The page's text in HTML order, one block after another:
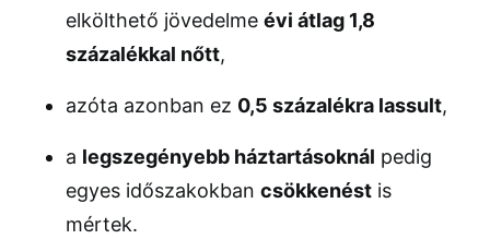
elkölthető jövedelme évi átlag 1,8
százalékkal nőtt,
azóta azonban ez 0,5 százalékra lassult,
a legszegényebb háztartásoknál pedig
egyes időszakokban csökkenést is
mértek.